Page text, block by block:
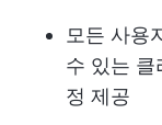
모든 사용
수 있는 클
정 제공